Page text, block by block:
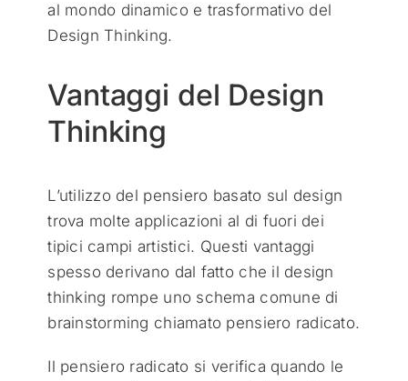
al mondo dinamico e trasformativo del
Design Thinking.
Vantaggi del Design
Thinking
L’utilizzo del pensiero basato sul design
trova molte applicazioni al di fuori dei
tipici campi artistici. Questi vantaggi
spesso derivano dal fatto che il design
thinking rompe uno schema comune di
brainstorming chiamato pensiero radicato.
Il pensiero radicato si verifica quando le